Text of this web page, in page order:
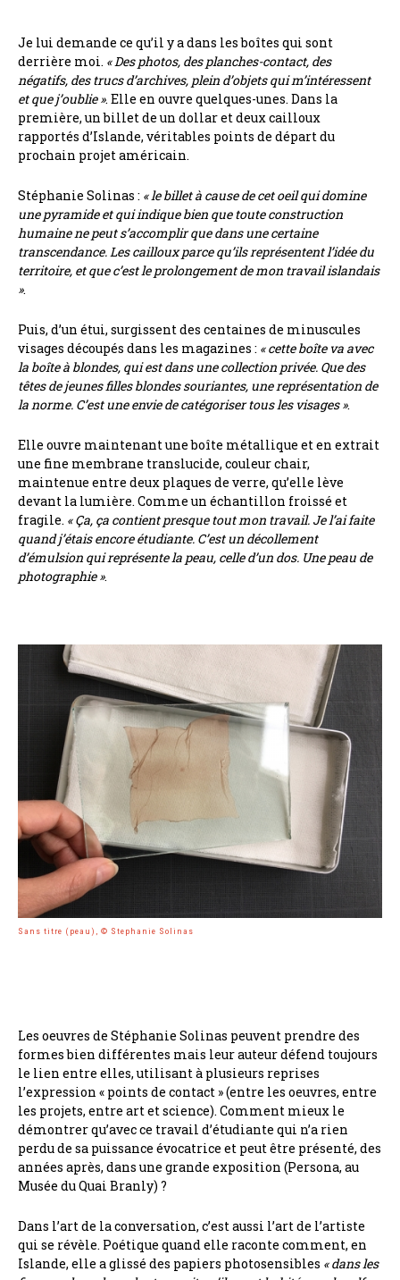
Je lui demande ce qu’il y a dans les boîtes qui sont
derrière moi. « Des photos, des planches-contact, des
négatifs, des trucs d’archives, plein d’objets qui m’intéressent
et que j’oublie ». Elle en ouvre quelques-unes. Dans la
première, un billet de un dollar et deux cailloux
rapportés d’Islande, véritables points de départ du
prochain projet américain.
Stéphanie Solinas : « le billet à cause de cet oeil qui domine
une pyramide et qui indique bien que toute construction
humaine ne peut s’accomplir que dans une certaine
transcendance. Les cailloux parce qu’ils représentent l’idée du
territoire, et que c’est le prolongement de mon travail islandais
».
Puis, d’un étui, surgissent des centaines de minuscules
visages découpés dans les magazines : « cette boîte va avec
la boîte à blondes, qui est dans une collection privée. Que des
têtes de jeunes filles blondes souriantes, une représentation de
la norme. C’est une envie de catégoriser tous les visages ».
Elle ouvre maintenant une boîte métallique et en extrait
une fine membrane translucide, couleur chair,
maintenue entre deux plaques de verre, qu’elle lève
devant la lumière. Comme un échantillon froissé et
fragile. « Ça, ça contient presque tout mon travail. Je l’ai faite
quand j’étais encore étudiante. C’est un décollement
d’émulsion qui représente la peau, celle d’un dos. Une peau de
photographie ».
Sans titre (peau), © Stephanie Solinas
Les oeuvres de Stéphanie Solinas peuvent prendre des
formes bien différentes mais leur auteur défend toujours
le lien entre elles, utilisant à plusieurs reprises
l’expression « points de contact » (entre les oeuvres, entre
les projets, entre art et science). Comment mieux le
démontrer qu’avec ce travail d’étudiante qui n’a rien
perdu de sa puissance évocatrice et peut être présenté, des
années après, dans une grande exposition (Persona, au
Musée du Quai Branly) ?
Dans l’art de la conversation, c’est aussi l’art de l’artiste
qui se révèle. Poétique quand elle raconte comment, en
Islande, elle a glissé des papiers photosensibles « dans les